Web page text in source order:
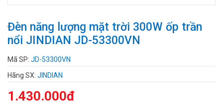
Đèn năng lượng mặt trời 300W ốp trần
nổi JINDIAN JD-53300VN
Mã SP: JD-53300VN
Hãng SX: JINDIAN
1.430.000đ